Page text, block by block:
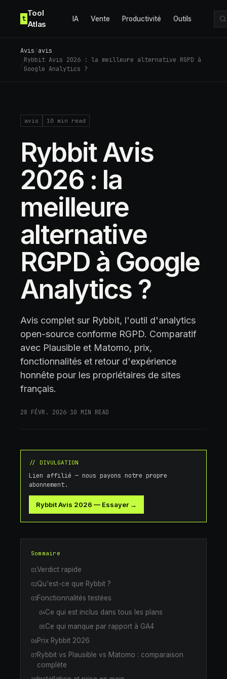
t
Tool
Atlas
IA Vente Productivité Outils
Avis/avis
/
Rybbit Avis 2026 : la meilleure alternative RGPD à
Google Analytics ?
avis 10 min read
Rybbit Avis
2026 : la
meilleure
alternative
RGPD à Google
Analytics ?
Avis complet sur Rybbit, l'outil d'analytics
open-source conforme RGPD. Comparatif
avec Plausible et Matomo, prix,
fonctionnalités et retour d'expérience
honnête pour les propriétaires de sites
français.
28 FÉVR. 2026·10 MIN READ
// DIVULGATION
Lien affilié — nous payons notre propre
abonnement.
Rybbit Avis 2026 — Essayer →
Sommaire
01Verdict rapide
02Qu'est-ce que Rybbit ?
03Fonctionnalités testées
04Ce qui est inclus dans tous les plans
05Ce qui manque par rapport à GA4
06Prix Rybbit 2026
07Rybbit vs Plausible vs Matomo : comparaison
complète